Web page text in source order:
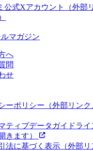
公式Xアカウント
（外部
マガジン
へ
問
せ
ーポリシー （外部リン
ティブデータガイドライ
きます）
法に基づく表示 （外部